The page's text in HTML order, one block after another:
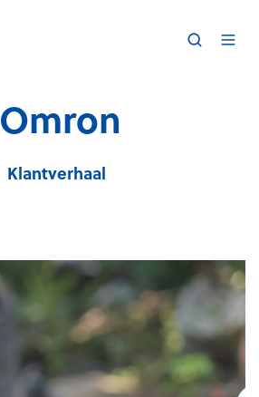
Omron
Klantverhaal